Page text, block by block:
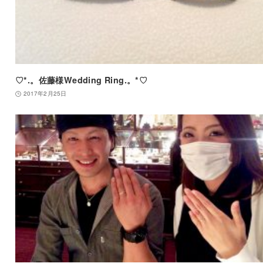
♡*.。佐藤様Wedding Ring.。*♡
2017年2月25日